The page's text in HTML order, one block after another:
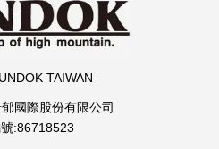
TAIWAN
國際股份有限公司
:86718523